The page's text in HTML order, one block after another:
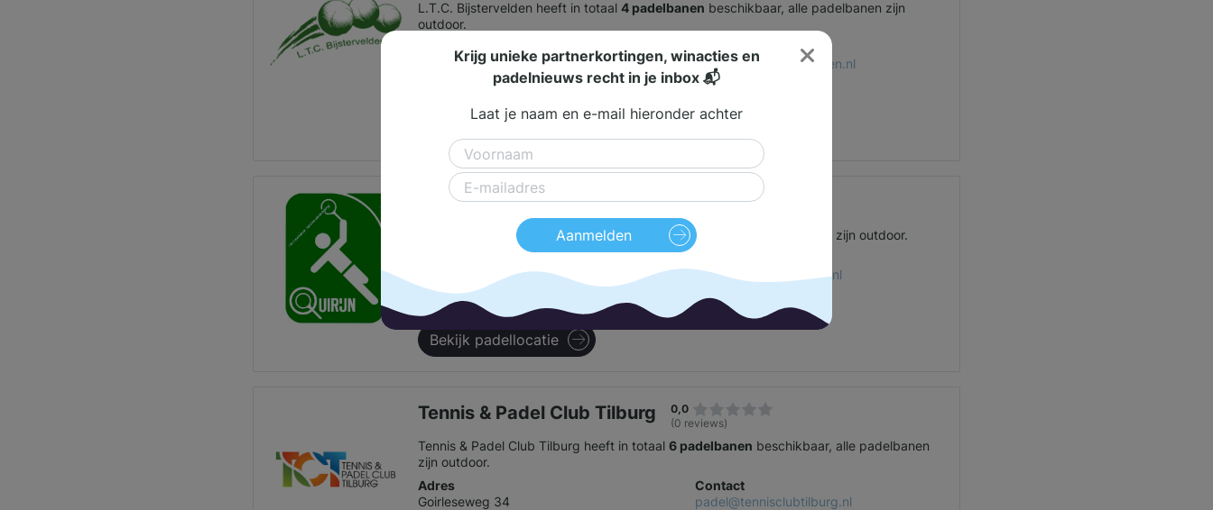
L.T.C. Bijstervelden heeft in totaal4 padelbanen beschikbaar, alle padelbanen zijn
outdoor.
Adres
Bijsterveldenlaan 1b
Contact
bestuur@ltcbijstervelden.nl
013-5714244
RTV Quirijn
0,0
RTV Quirijn heeft in totaal2 padelbanen
beschikbaar, alle padelbanen zijn outdoor.
Centaurusweg 142
5015 TA
Tilburg
secretariaat@rtvquirijn.nl
Bekijk padellocatie
Tennis & Padel Club Tilburg
0,0
(0 reviews)
Tennis & Padel Club Tilburg heeft in totaal6 padelbanen beschikbaar, alle padelbanen
zijn outdoor.
Adres
Goirleseweg 34
Contact
padel@tennisclubtilburg.nl
Krijg unieke partnerkortingen, winacties en
padelnieuws recht in je inbox 📬
Laat je naam en e-mail hieronder achter
Aanmelden